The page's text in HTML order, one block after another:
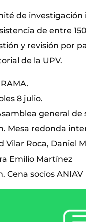
de
de entre
y revisión por
de la UPV.
8 julio.
general de
Mesa redonda
Vilar Roca, Daniel
Emilio Martínez
Cena socios ANIAV